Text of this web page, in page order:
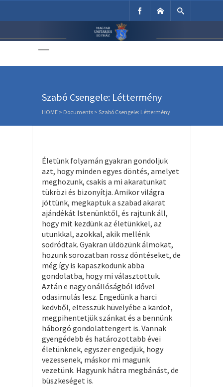
Unitárius Egyház
Szabó Csengele: Léttermény
HOME > Documents > Szabó Csengele: Léttermény
Életünk folyamán gyakran gondoljuk
azt, hogy minden egyes döntés, amelyet
meghozunk, csakis a mi akaratunkat
tükrözi és bizonyítja. Amikor világra
jöttünk, megkaptuk a szabad akarat
ajándékát Istenünktől, és rajtunk áll,
hogy mit kezdünk az életünkkel, az
utunkkal, azokkal, akik mellénk
sodródtak. Gyakran üldözünk álmokat,
hozunk sorozatban rossz döntéseket, de
még így is kapaszkodunk abba
gondolatba, hogy mi választottuk.
Aztán e nagy önállóságból idővel
odasimulás lesz. Engedünk a harci
kedvből, eltesszük hüvelyébe a kardot,
megpihentetjük szánkat és a bennünk
háborgó gondolattengert is. Vannak
gyengédebb és határozottabb évei
életünknek, egyszer engedjük, hogy
vezessenek, máskor mi magunk
vezetünk. Hagyunk hátra megbánást, de
büszkeséget is.